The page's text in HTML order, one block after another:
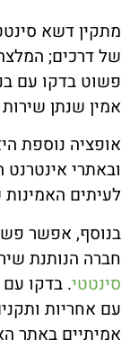
מתקין דשא
של דרכים;
פשוט בדקו עם
אמין שנתן
אופציה נוספת
ובאתרי
לעיתים
בנוסף, אפשר
חברה הנותנת
סינטטי. בדקו
עם אחריות
אמיתיים באתר